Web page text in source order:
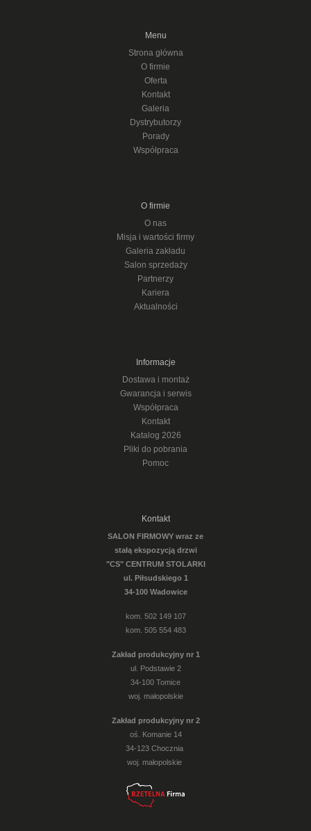
Menu
Strona główna
O firmie
Oferta
Kontakt
Galeria
Dystrybutorzy
Porady
Współpraca
O firmie
O nas
Misja i wartości firmy
Galeria zakładu
Salon sprzedaży
Partnerzy
Kariera
Aktualności
Informacje
Dostawa i montaż
Gwarancja i serwis
Współpraca
Kontakt
Katalog 2026
Pliki do pobrania
Pomoc
Kontakt
SALON FIRMOWY wraz ze
stałą ekspozycją drzwi
"CS" CENTRUM STOLARKI
ul. Piłsudskiego 1
34-100 Wadowice
kom. 502 149 107
kom. 505 554 483
Zakład produkcyjny nr 1
ul. Podstawie 2
34-100 Tomice
woj. małopolskie
Zakład produkcyjny nr 2
oś. Komanie 14
34-123 Chocznia
woj. małopolskie